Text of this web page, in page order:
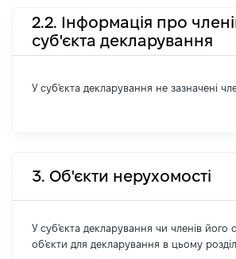
2.2. Інформація про
суб'єкта декларування
У суб'єкта декларування не зазначені
3. Об'єкти нерухомості
У суб'єкта декларування чи членів його
об'єкти для декларування в цьому